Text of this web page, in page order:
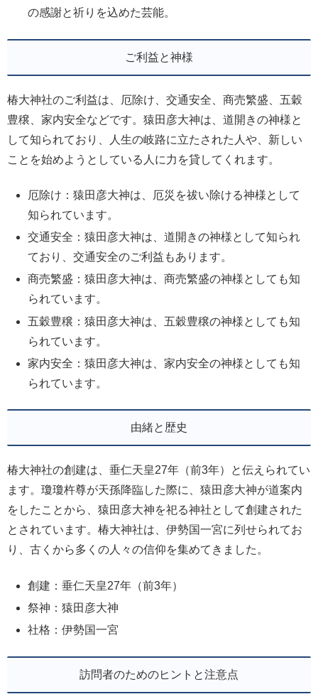
の感謝と祈りを込めた芸能。
ご利益と神様
椿大神社のご利益は、厄除け、交通安全、商売繁盛、五穀
豊穣、家内安全などです。猿田彦大神は、道開きの神様と
して知られており、人生の岐路に立たされた人や、新しい
ことを始めようとしている人に力を貸してくれます。
厄除け：猿田彦大神は、厄災を祓い除ける神様として
知られています。
交通安全：猿田彦大神は、道開きの神様として知られ
ており、交通安全のご利益もあります。
商売繁盛：猿田彦大神は、商売繁盛の神様としても知
られています。
五穀豊穣：猿田彦大神は、五穀豊穣の神様としても知
られています。
家内安全：猿田彦大神は、家内安全の神様としても知
られています。
由緒と歴史
椿大神社の創建は、垂仁天皇27年（前3年）と伝えられてい
ます。瓊瓊杵尊が天孫降臨した際に、猿田彦大神が道案内
をしたことから、猿田彦大神を祀る神社として創建された
とされています。椿大神社は、伊勢国一宮に列せられてお
り、古くから多くの人々の信仰を集めてきました。
創建：垂仁天皇27年（前3年）
祭神：猿田彦大神
社格：伊勢国一宮
訪問者のためのヒントと注意点